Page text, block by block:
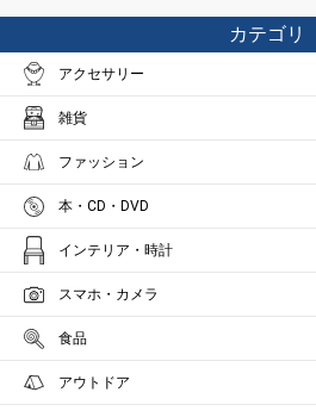
カテゴリ
アクセサリー
雑貨
ファッション
本・CD・DVD
インテリア・時計
スマホ・カメラ
食品
アウトドア